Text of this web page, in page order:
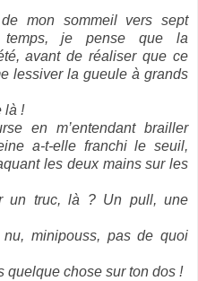
mon sommeil vers sept
temps, je pense que la
avant de réaliser que ce
lessiver la gueule à grands
là !
en m’entendant brailler
a-t-elle franchi le seuil,
les deux mains sur les
un truc, là ? Un pull, une
minipouss, pas de quoi
quelque chose sur ton dos !